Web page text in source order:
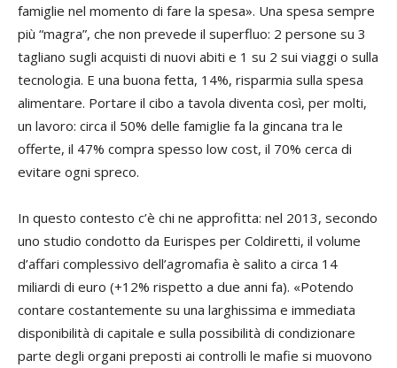
famiglie nel momento di fare la spesa». Una spesa sempre
più “magra”, che non prevede il superfluo: 2 persone su 3
tagliano sugli acquisti di nuovi abiti e 1 su 2 sui viaggi o sulla
tecnologia. E una buona fetta, 14%, risparmia sulla spesa
alimentare. Portare il cibo a tavola diventa così, per molti,
un lavoro: circa il 50% delle famiglie fa la gincana tra le
offerte, il 47% compra spesso low cost, il 70% cerca di
evitare ogni spreco.
In questo contesto c’è chi ne approfitta: nel 2013, secondo
uno studio condotto da Eurispes per Coldiretti, il volume
d’affari complessivo dell’agromafia è salito a circa 14
miliardi di euro (+12% rispetto a due anni fa). «Potendo
contare costantemente su una larghissima e immediata
disponibilità di capitale e sulla possibilità di condizionare
parte degli organi preposti ai controlli le mafie si muovono